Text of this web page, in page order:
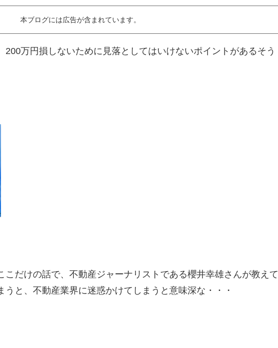
本ブログには広告が含まれています。
200万円損しないために見落としてはいけないポイントがあるそう
だけの話で、不動産ジャーナリストである櫻井幸雄さんが教えて
うと、不動産業界に迷惑かけてしまうと意味深な・・・